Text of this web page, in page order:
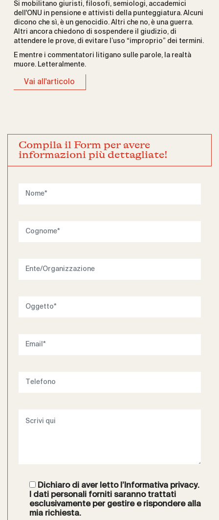
Si mobilitano giuristi, filosofi, semiologi, accademici
dell'ONU in pensione e attivisti della punteggiatura. Alcuni
dicono che sì, è un genocidio. Altri che no, è una guerra.
Altri ancora chiedono di sospendere il giudizio, di
attendere le prove, di evitare l’uso “improprio” dei termini.
E mentre i commentatori litigano sulle parole, la realtà
muore. Letteralmente.
Vai all'articolo
Compila il Form per avere
informazioni più dettagliate!
Dichiaro di aver letto l’Informativa privacy.
I dati personali forniti saranno trattati
esclusivamente per gestire e rispondere alla
mia richiesta.